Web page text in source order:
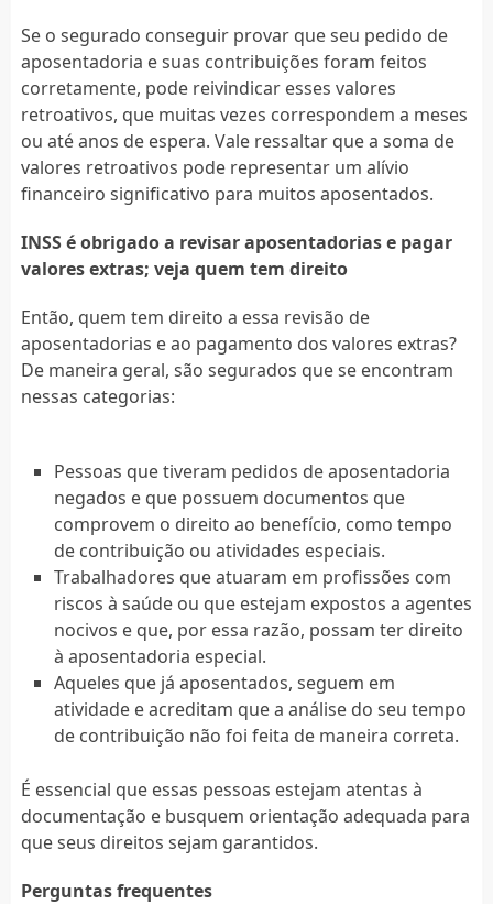
Se o segurado conseguir provar que seu pedido de
aposentadoria e suas contribuições foram feitos
corretamente, pode reivindicar esses valores
retroativos, que muitas vezes correspondem a meses
ou até anos de espera. Vale ressaltar que a soma de
valores retroativos pode representar um alívio
financeiro significativo para muitos aposentados.
INSS é obrigado a revisar aposentadorias e pagar
valores extras; veja quem tem direito
Então, quem tem direito a essa revisão de
aposentadorias e ao pagamento dos valores extras?
De maneira geral, são segurados que se encontram
nessas categorias:
Pessoas que tiveram pedidos de aposentadoria
negados e que possuem documentos que
comprovem o direito ao benefício, como tempo
de contribuição ou atividades especiais.
Trabalhadores que atuaram em profissões com
riscos à saúde ou que estejam expostos a agentes
nocivos e que, por essa razão, possam ter direito
à aposentadoria especial.
Aqueles que já aposentados, seguem em
atividade e acreditam que a análise do seu tempo
de contribuição não foi feita de maneira correta.
É essencial que essas pessoas estejam atentas à
documentação e busquem orientação adequada para
que seus direitos sejam garantidos.
Perguntas frequentes